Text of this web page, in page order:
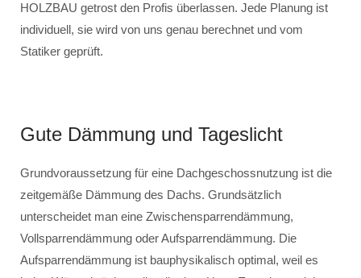
HOLZBAU getrost den Profis überlassen. Jede Planung ist
individuell, sie wird von uns genau berechnet und vom
Statiker geprüft.
Gute Dämmung und Tageslicht
Grundvoraussetzung für eine Dachgeschossnutzung ist die
zeitgemäße Dämmung des Dachs. Grundsätzlich
unterscheidet man eine Zwischensparrendämmung,
Vollsparrendämmung oder Aufsparrendämmung. Die
Aufsparrendämmung ist bauphysikalisch optimal, weil es